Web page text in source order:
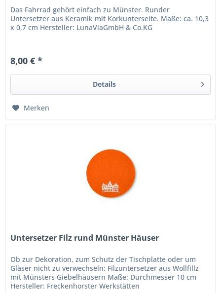
Das Fahrrad gehört einfach zu Münster. Runder
Untersetzer aus Keramik mit Korkunterseite. Maße: ca. 10,3
x 0,7 cm Hersteller: LunaViaGmbH & Co.KG
8,00 € *
Details
Merken
Untersetzer Filz rund Münster Häuser
Ob zur Dekoration, zum Schutz der Tischplatte oder um
Gläser nicht zu verwechseln: Filzuntersetzer aus Wollfillz
mit Münsters Giebelhäusern Maße: Durchmesser 10 cm
Hersteller: Freckenhorster Werkstätten